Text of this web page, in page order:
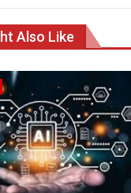
Also Like